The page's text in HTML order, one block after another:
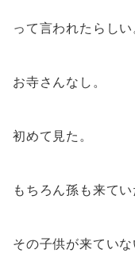
って言われたらしい
お寺さんなし。
初めて見た。
もちろん孫も来てい
その子供が来ていな